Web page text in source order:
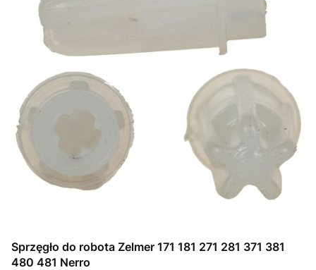
Sprzęgło do robota Zelmer 171 181 271 281 371 381
480 481 Nerro